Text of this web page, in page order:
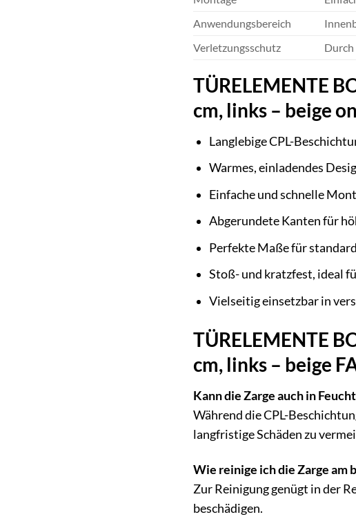
Anwendungsbereich
Verletzungsschutz
TÜRELEMENTE
cm, links – beige
Langlebige CPL-
Warmes, einladendes
Einfache und schnelle
Abgerundete Kanten für
Perfekte Maße für
Stoß- und kratzfest, ideal
Vielseitig einsetzbar in
TÜRELEMENTE
cm, links – beige
Kann die Zarge auch in
Während die CPL-
langfristige Schäden zu
Wie reinige ich die Zarge am
Zur Reinigung genügt in der
beschädigen.